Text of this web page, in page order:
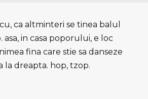
ca altminteri se tinea balul
asa, in casa poporului, e loc
fina care stie sa danseze
la dreapta. hop, tzop.